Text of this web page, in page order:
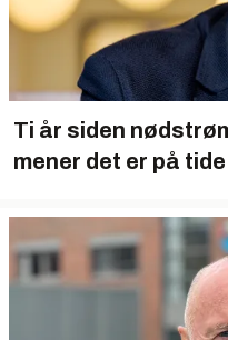
Ti år siden
mener det er på